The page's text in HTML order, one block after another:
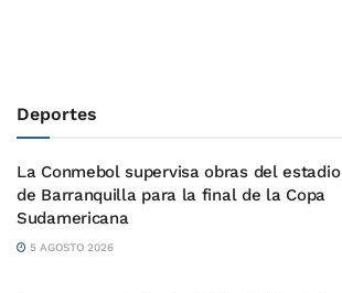
Deportes
La Conmebol supervisa obras del estadio
de Barranquilla para la final de la Copa
Sudamericana
5 AGOSTO 2026